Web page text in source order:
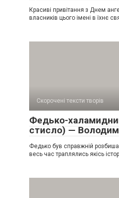
Красиві привітання з Днем
власників цього імені в їхнє
Скорочені тексти творів
Федько-
стисло) —
Федько був справжній
весь час траплялись якісь